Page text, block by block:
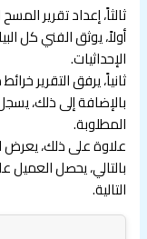
ثالثاً، إعداد تقرير
أولاً، يوثق الفني كل
الإحداثيات.
ثانياً، يرفق التقرير
بالإضافة إلى ذلك،
المطلوبة.
علاوة على ذلك، يعرض
بالتالي، يحصل
التالية.